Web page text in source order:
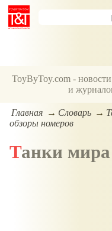
ToyByToy.com -
и
Главная Словарь
обзоры номеров
Танки мира